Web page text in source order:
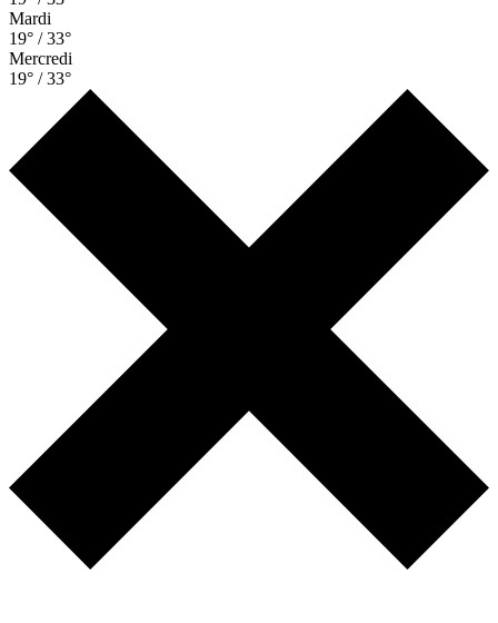
Mardi
19° / 33°
Mercredi
19° / 33°